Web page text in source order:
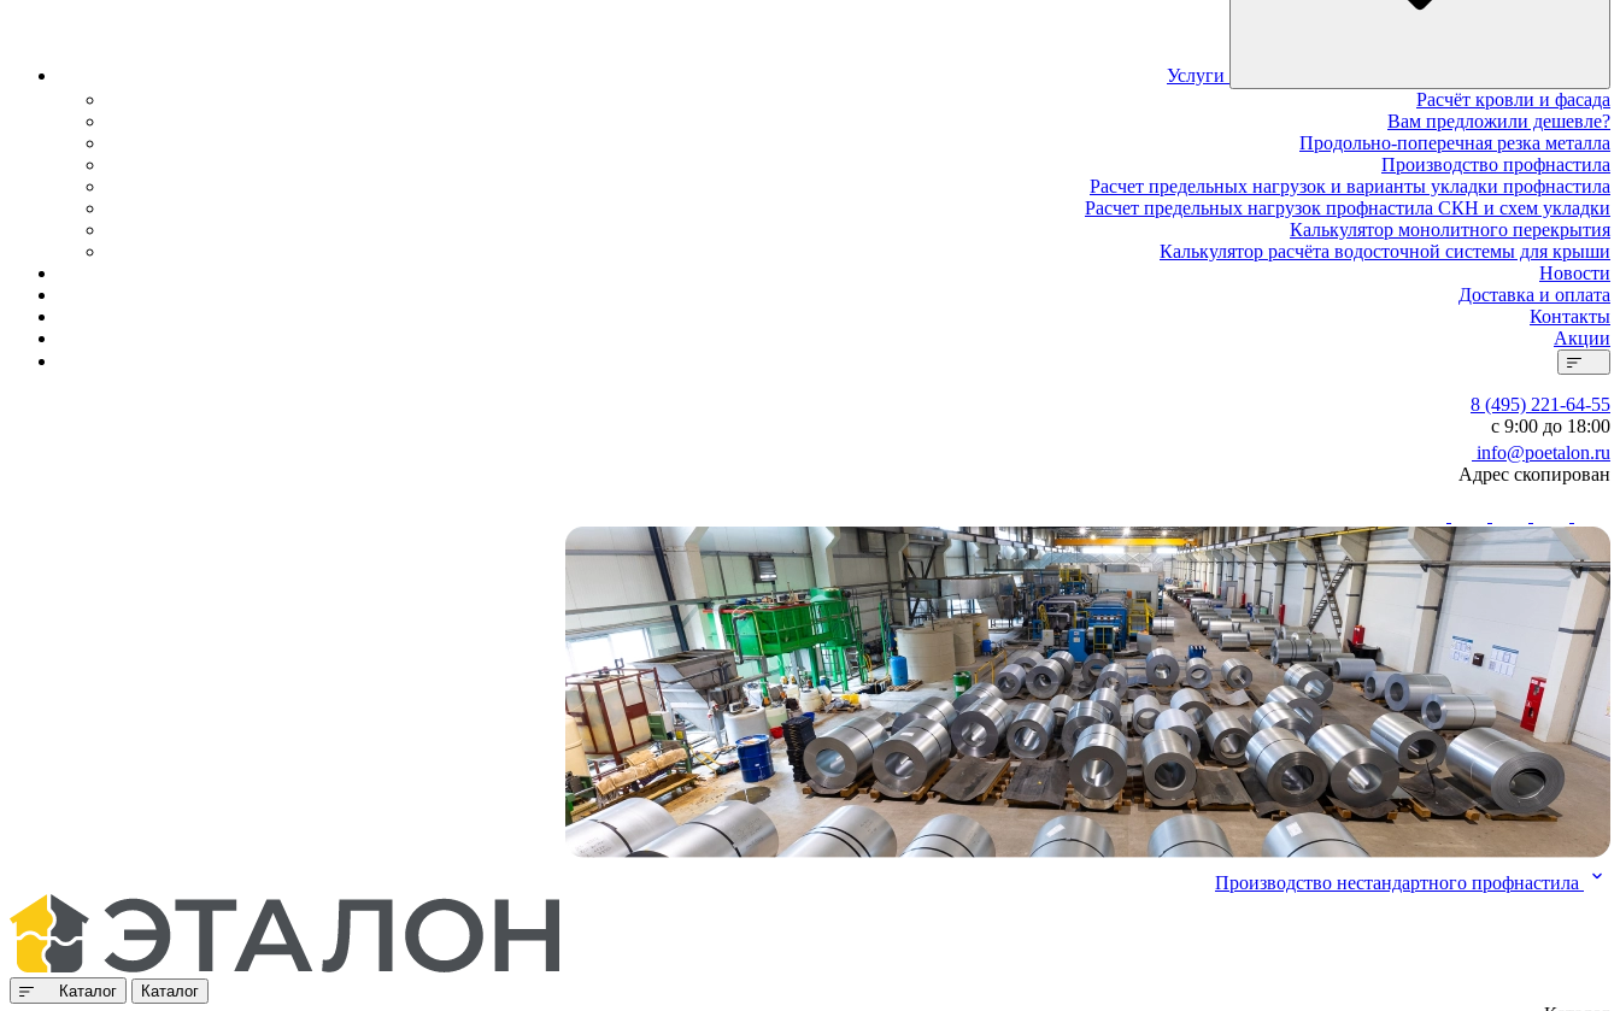
Услуги
Расчёт кровли и фасада
Вам предложили дешевле?
Продольно-поперечная резка металла
Производство профнастила
Расчет предельных нагрузок и варианты укладки профнастила
Расчет предельных нагрузок профнастила СКН и схем укладки
Калькулятор монолитного перекрытия
Калькулятор расчёта водосточной системы для крыши
Новости
Доставка и оплата
Контакты
Акции
8 (495) 221-64-55
с 9:00 до 18:00
info@poetalon.ru
Адрес скопирован
Производство нестандартного профнастила
Каталог Каталог